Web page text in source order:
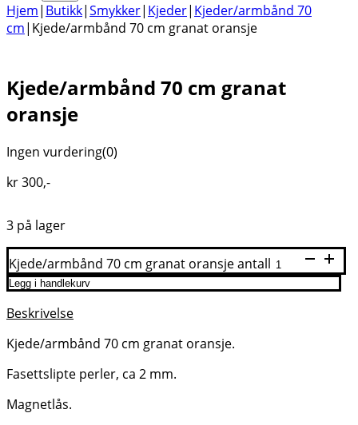
Hjem| Butikk|Smykker| Kjeder| Kjeder/armbånd 70
cm| Kjede/armbånd 70 cm granat oransje
Kjede/armbånd 70 cm granat
oransje
Ingen vurdering(0)
kr300,-
3 på lager
Kjede/armbånd 70 cm granat oransje antall
Legg i handlekurv
Beskrivelse
Kjede/armbånd 70 cm granat oransje.
Fasettslipte perler, ca 2 mm.
Magnetlås.